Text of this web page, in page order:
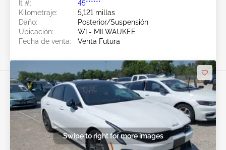
Ít #:
45******
Kilometraje:
5,121 millas
Daño:
Posterior/Suspensión
Ubicación:
WI - MILWAUKEE
Fecha de venta:
Venta Futura
Swipe to right for more images